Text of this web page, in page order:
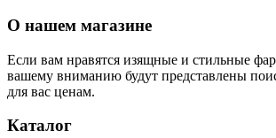
О нашем магазине
Если вам нравятся изящные и стильные
вашему вниманию будут представлены
для вас ценам.
Каталог